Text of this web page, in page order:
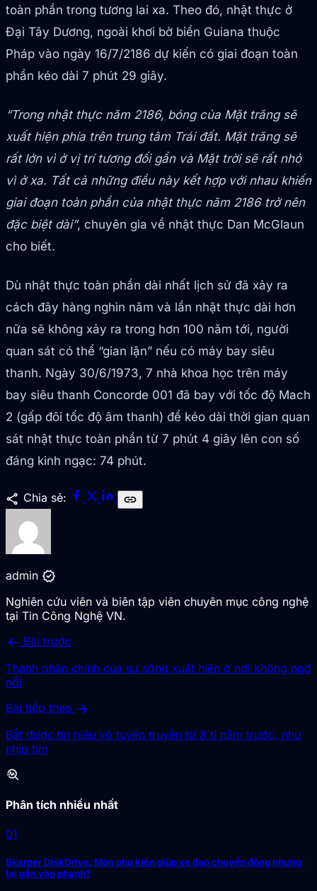
toàn phần trong tương lai xa. Theo đó, nhật thực ở
Đại Tây Dương, ngoài khơi bờ biển Guiana thuộc
Pháp vào ngày 16/7/2186 dự kiến có giai đoạn toàn
phần kéo dài 7 phút 29 giây.
“Trong nhật thực năm 2186, bóng của Mặt trăng sẽ
xuất hiện phía trên trung tâm Trái đất. Mặt trăng sẽ
rất lớn vì ở vị trí tương đối gần và Mặt trời sẽ rất nhỏ
vì ở xa. Tất cả những điều này kết hợp với nhau khiến
giai đoạn toàn phần của nhật thực năm 2186 trở nên
đặc biệt dài”, chuyên gia về nhật thực Dan McGlaun
cho biết.
Dù nhật thực toàn phần dài nhất lịch sử đã xảy ra
cách đây hàng nghìn năm và lần nhật thực dài hơn
nữa sẽ không xảy ra trong hơn 100 năm tới, người
quan sát có thể “gian lận” nếu có máy bay siêu
thanh. Ngày 30/6/1973, 7 nhà khoa học trên máy
bay siêu thanh Concorde 001 đã bay với tốc độ Mach
2 (gấp đôi tốc độ âm thanh) để kéo dài thời gian quan
sát nhật thực toàn phần từ 7 phút 4 giây lên con số
đáng kinh ngạc: 74 phút.
share Chia sẻ: link
admin verified
Nghiên cứu viên và biên tập viên chuyên mục công nghệ
tại Tin Công Nghệ VN.
arrow_back Bài trước
Thành phần chính của sự sống xuất hiện ở nơi không ngờ
nổi
Bài tiếp theo arrow_forward
Bắt được tín hiệu vô tuyến truyền từ 8 tỉ năm trước, như
nhịp tim
troubleshoot
Phân tích nhiều nhất
01
Skarper DiskDrive: Món phụ kiện giúp xe đạp chuyển động nhưng
lại gắn vào phanh?